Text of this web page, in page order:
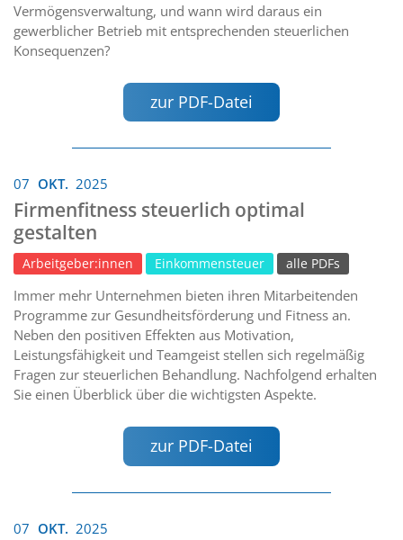
Vermögensverwaltung, und wann wird daraus ein
gewerblicher Betrieb mit entsprechenden steuerlichen
Konsequenzen?
zur PDF-Datei
07 OKT. 2025
Firmenfitness steuerlich optimal
gestalten
Arbeitgeber:innen Einkommensteuer alle PDFs
Immer mehr Unternehmen bieten ihren Mitarbeitenden
Programme zur Gesundheitsförderung und Fitness an.
Neben den positiven Effekten aus Motivation,
Leistungsfähigkeit und Teamgeist stellen sich regelmäßig
Fragen zur steuerlichen Behandlung. Nachfolgend erhalten
Sie einen Überblick über die wichtigsten Aspekte.
zur PDF-Datei
07 OKT. 2025